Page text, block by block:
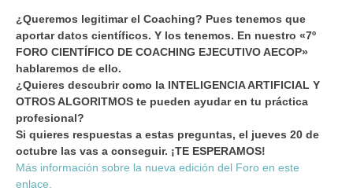
¿Queremos legitimar el Coaching? Pues tenemos que
aportar datos científicos. Y los tenemos. En nuestro «7º
FORO CIENTÍFICO DE COACHING EJECUTIVO AECOP»
hablaremos de ello.
¿Quieres descubrir como la INTELIGENCIA ARTIFICIAL Y
OTROS ALGORITMOS te pueden ayudar en tu práctica
profesional?
Si quieres respuestas a estas preguntas, el jueves 20 de
octubre las vas a conseguir. ¡TE ESPERAMOS!
Más información sobre la nueva edición del Foro en este
enlace.